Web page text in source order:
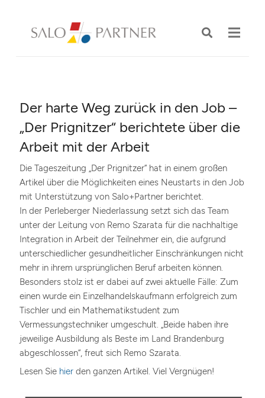
Der harte Weg zurück in den Job –
„Der Prignitzer“ berichtete über die
Arbeit mit der Arbeit
Die Tageszeitung „Der Prignitzer“ hat in einem großen
Artikel über die Möglichkeiten eines Neustarts in den Job
mit Unterstützung von Salo+Partner berichtet.
In der Perleberger Niederlassung setzt sich das Team
unter der Leitung von Remo Szarata für die nachhaltige
Integration in Arbeit der Teilnehmer ein, die aufgrund
unterschiedlicher gesundheitlicher Einschränkungen nicht
mehr in ihrem ursprünglichen Beruf arbeiten können.
Besonders stolz ist er dabei auf zwei aktuelle Fälle: Zum
einen wurde ein Einzelhandelskaufmann erfolgreich zum
Tischler und ein Mathematikstudent zum
Vermessungstechniker umgeschult. „Beide haben ihre
jeweilige Ausbildung als Beste im Land Brandenburg
abgeschlossen“, freut sich Remo Szarata.
Lesen Sie hierden ganzen Artikel. Viel Vergnügen!